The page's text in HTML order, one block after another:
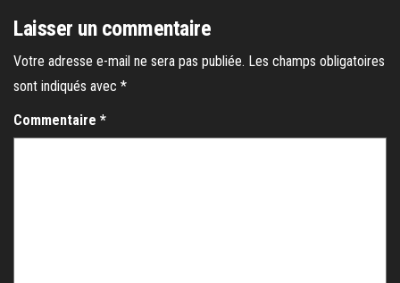
Laisser un commentaire
Votre adresse e-mail ne sera pas publiée. Les champs obligatoires
sont indiqués avec *
Commentaire *